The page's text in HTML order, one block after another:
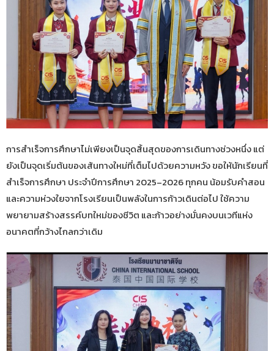
การสำเร็จการศึกษาไม่เพียงเป็นจุดสิ้นสุดของการเดินทางช่วงหนึ่ง แต่
ยังเป็นจุดเริ่มต้นของเส้นทางใหม่ที่เต็มไปด้วยความหวัง ขอให้นักเรียนที่
สำเร็จการศึกษา ประจำปีการศึกษา 2025–2026 ทุกคน น้อมรับคำสอน
และความห่วงใยจากโรงเรียนเป็นพลังในการก้าวเดินต่อไป ใช้ความ
พยายามสร้างสรรค์บทใหม่ของชีวิต และก้าวอย่างมั่นคงบนเวทีแห่ง
อนาคตที่กว้างไกลกว่าเดิม